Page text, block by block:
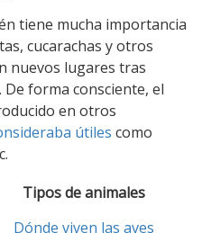
tiene mucha importancia
cucarachas y otros
nuevos lugares tras
forma consciente, el
en otros
útiles como
Tipos de animales
Dónde viven las aves